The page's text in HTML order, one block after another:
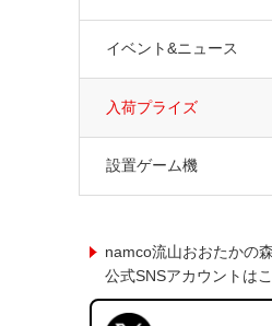
イベント&ニュース
入荷プライズ
設置ゲーム機
namco流山おおたかの
公式SNSアカウントはこ